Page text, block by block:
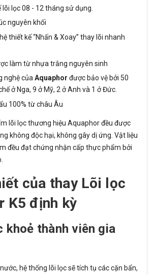
lõi lọc 08 - 12 tháng sử dụng.
nguyên khối
thiết kế “Nhấn & Xoay” thay lõi nhanh
làm từ nhựa trắng nguyên sinh
nghệ của Aquaphor được bảo vệ bởi 50
ở Nga, 9 ở Mỹ, 2 ở Anh và 1 ở Đức.
100% từ châu Âu
lõi lọc thương hiệu Aquaphor đều được
không độc hại, không gây dị ứng. Vật liệu
đều đạt chứng nhận cấp thực phẩm bởi
của thay Lõi lọc
K5 định kỳ
khoẻ thành viên gia
hệ thống lõi lọc sẽ tích tụ các cặn bẩn,